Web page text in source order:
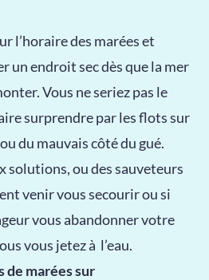
l’horaire des marées et
un endroit sec dès que la mer
Vous ne seriez pas le
surprendre par les flots sur
du mauvais côté du gué.
solutions, ou des sauveteurs
venir vous secourir ou si
vous abandonner votre
vous jetez à l’eau.
de marées sur